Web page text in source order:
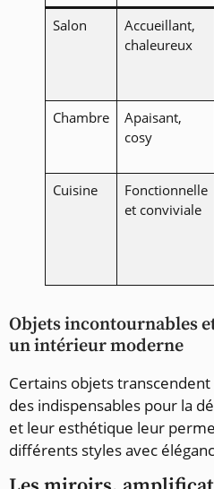
Salon
Accueillant,
chaleureux
Chambre
Apaisant,
cosy
Cuisine
Fonctionnelle
et conviviale
Objets incontournables
un intérieur moderne
Certains objets
des indispensables pour la
et leur esthétique leur
différents styles avec